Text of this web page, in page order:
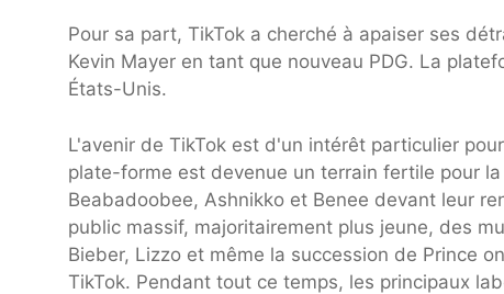
Pour sa part, TikTok a cherché à apaiser ses
Kevin Mayer en tant que nouveau PDG. La
États-Unis.
L'avenir de TikTok est d'un intérêt particulier
plate-forme est devenue un terrain fertile pour
Beabadoobee, Ashnikko et Benee devant leur
public massif, majoritairement plus jeune, des
Bieber, Lizzo et même la succession de Prince
TikTok. Pendant tout ce temps, les principaux